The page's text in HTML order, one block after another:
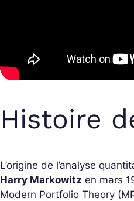
Histoire
L’origine de l’analyse
Harry Markowitz en mars
Modern Portfolio Theory